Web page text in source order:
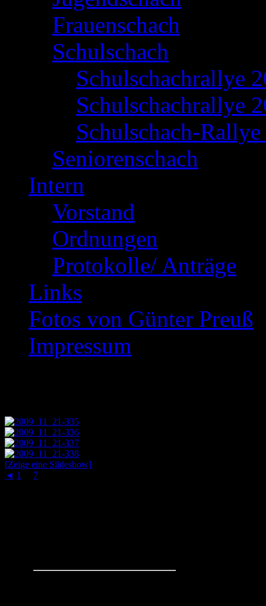
Frauenschach
Schulschach
Schulschachrallye
Schulschachrallye
Schulschach-
Seniorenschach
Intern
Vorstand
Ordnungen
Protokolle/ Anträge
Links
Fotos von Günter Preuß
Impressum
[Zeige eine Slideshow]
◄ 1 7